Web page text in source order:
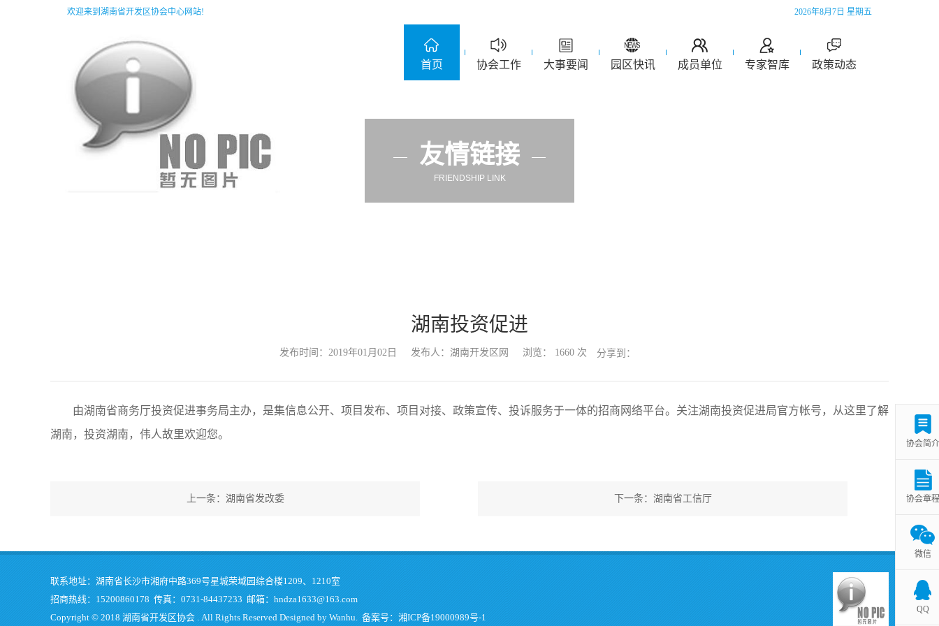
欢迎来到湖南省开发区协会中心网站! 2026年8月7日 星期五
首页 协会工作 大事要闻 园区快讯 成员单位 专家智库 政策动态
友情链接
FRIENDSHIP LINK
湖南投资促进
发布时间：2019年01月02日 发布人：湖南开发区网 浏览： 1660 次 分享到：
由湖南省商务厅投资促进事务局主办，是集信息公开、项目发布、项目对接、政策宣传、投诉服务于一体的招商网络平台。关注湖南投资促进局官方帐号，从这里了解
湖南，投资湖南，伟人故里欢迎您。
上一条：湖南省发改委 下一条：湖南省工信厅
联系地址：湖南省长沙市湘府中路369号星城荣域园综合楼1209、1210室
招商热线：15200860178 传真：0731-84437233 邮箱：hndza1633@163.com
Copyright © 2018 湖南省开发区协会 . All Rights Reserved Designed by Wanhu . 备案号： 湘ICP备19000989号-1
协会简介
协会章程
微信
QQ